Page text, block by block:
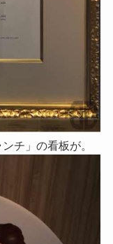
チ」の看板が。